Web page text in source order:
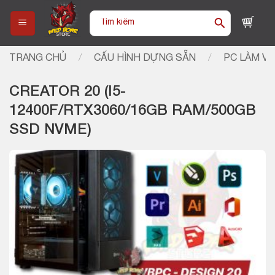
content
Tìm
TRANG CHỦ / CẤU HÌNH DỰNG SẴN / PC LÀM
CREATOR 20 (I5-
12400F/RTX3060/16GB RAM/500GB
SSD NVME)